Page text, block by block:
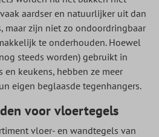
aardser en natuurlijker uit dan
maar zijn niet zo ondoordringbaar
te onderhouden. Hoewel
steeds worden) gebruikt in
en keukens, hebben ze meer
eigen beglaasde tegenhangers.
voor vloertegels
vloer- en wandtegels van